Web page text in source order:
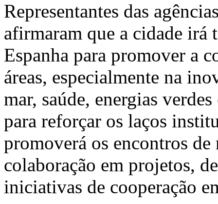
Representantes das
afirmaram que a cidade irá
Espanha para promover a
áreas, especialmente na
mar, saúde, energias
para reforçar os laços
promoverá os encontros
colaboração em projetos,
iniciativas de cooperação